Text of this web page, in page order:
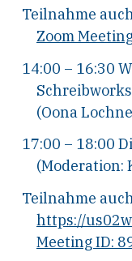
Teilnahme
Zoom
14:00 – 16:30
(Oona
17:00 – 18:00
(Moderation:
Teilnahme
https://
Meeting ID: